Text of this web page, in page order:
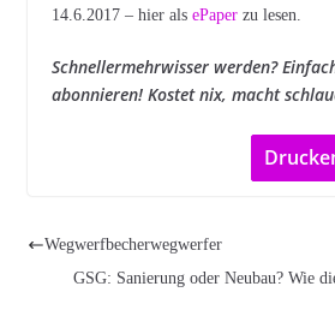
14.6.2017 – hier als ePaperzu lesen.
Schnellermehrwisser werden?
abonnieren! Kostet nix, macht
Wegwerfbecherwegwerfer
GSG: Sanierung oder Neubau? Wie